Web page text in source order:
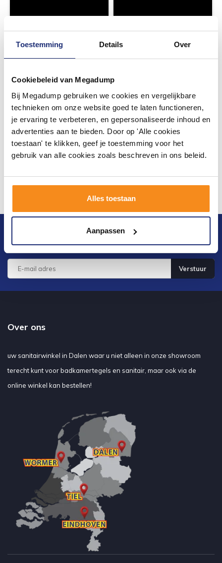
Toestemming Details Over
Cookiebeleid van Megadump
Bij Megadump gebruiken we cookies en vergelijkbare
technieken om onze website goed te laten functioneren,
je ervaring te verbeteren, en gepersonaliseerde inhoud en
advertenties aan te bieden. Door op 'Alle cookies
toestaan' te klikken, geef je toestemming voor het
gebruik van alle cookies zoals beschreven in ons beleid.
Alles toestaan
Aanpassen
Blijf op de hoogte van het laatste nieuws en
ontwikkelingen
Verstuur
Over ons
uw sanitairwinkel in Dalen waar u niet alleen in onze showroom
terecht kunt voor badkamertegels en sanitair, maar ook via de
online winkel kan bestellen!